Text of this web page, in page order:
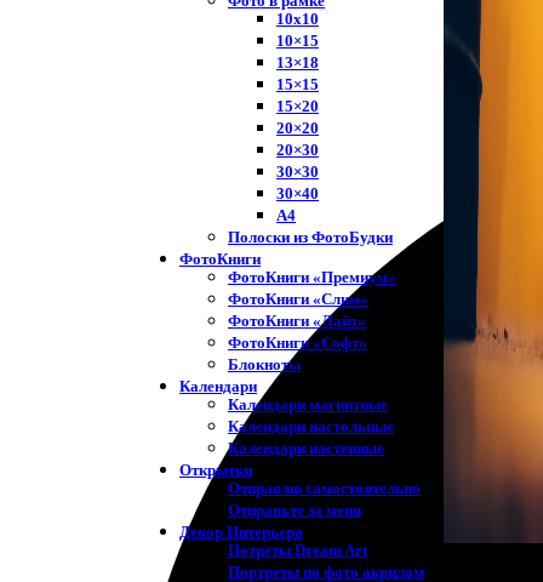
10х10
10×15
13×18
15×15
15×20
20×20
20×30
30×30
30×40
A4
Полоски из ФотоБудки
ФотоКниги
ФотоКниги «Премиум»
ФотоКниги «Слим»
ФотоКниги «Лайт»
ФотоКниги «Софт»
Блокноты
Календари
Календари магнитные
Календари настольные
Календари настенные
Открытки
Отправлю самостоятельно
Отправьте за меня
Декор Интерьера
Потреты Dream Art
Портреты по фото акрилом